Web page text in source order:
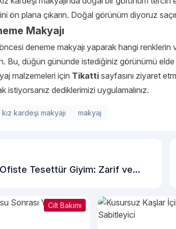
ön plana çıkarın. Doğal görünüm diyoruz
Makyajı
deneme makyajı yaparak hangi
Bu, düğün gününde istediğiniz görünümü elde
malzemeleri için Tikatti sayfasını ziyaret
istiyorsanız dediklerimizi uygulamalınız.
kardeşi makyajı makyaj
Tesettür Giyim: Zarif ve
Cilt Bakımı